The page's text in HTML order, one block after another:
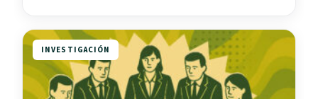
INVESTIGACIÓN